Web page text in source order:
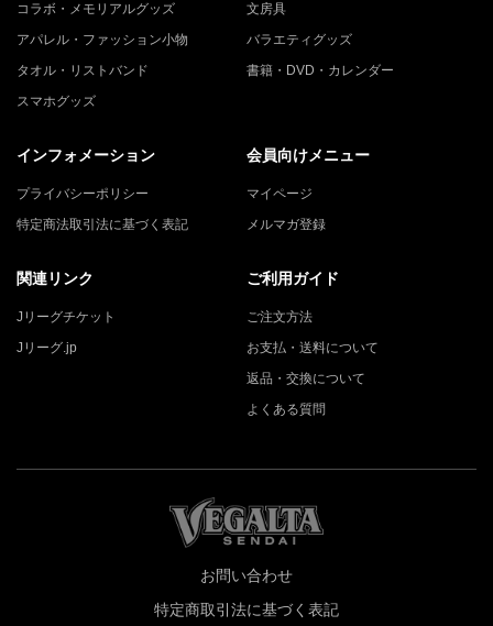
コラボ・メモリアルグッズ
文房具
アパレル・ファッション小物
バラエティグッズ
タオル・リストバンド
書籍・DVD・カレンダー
スマホグッズ
インフォメーション
プライバシーポリシー
特定商法取引法に基づく表記
会員向けメニュー
マイページ
メルマガ登録
関連リンク
Jリーグチケット
Jリーグ.jp
ご利用ガイド
ご注文方法
お支払・送料について
返品・交換について
よくある質問
お問い合わせ
特定商取引法に基づく表記